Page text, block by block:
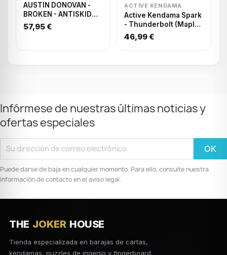
AUSTIN DONOVAN -
BROKEN - ANTISKID
2.0
57,95 €
ACTIVE KENDAMA
Active Kendama Spark
- Thunderbolt (Maple
Ken/Beech Tama)
46,99 €
Infórmese de nuestras últimas noticias y
ofertas especiales
Puede darse de baja en cualquier momento. Para ello, consulte nuestra
información de contacto en el aviso legal.
THE JOKER HOUSE
Tienda especializada en barajas de cartas,
kendamas, puzzles de ingenio y fingerboard.